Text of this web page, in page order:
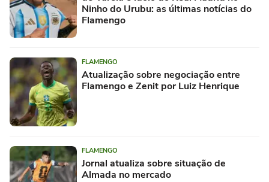
Ninho do Urubu: as últimas notícias do
Flamengo
FLAMENGO
Atualização sobre negociação entre
Flamengo e Zenit por Luiz Henrique
FLAMENGO
Jornal atualiza sobre situação de
Almada no mercado